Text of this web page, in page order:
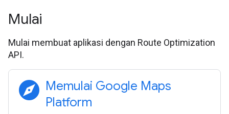
Mulai
Mulai membuat aplikasi dengan Route Optimization
API.
explore Memulai Google Maps
Platform